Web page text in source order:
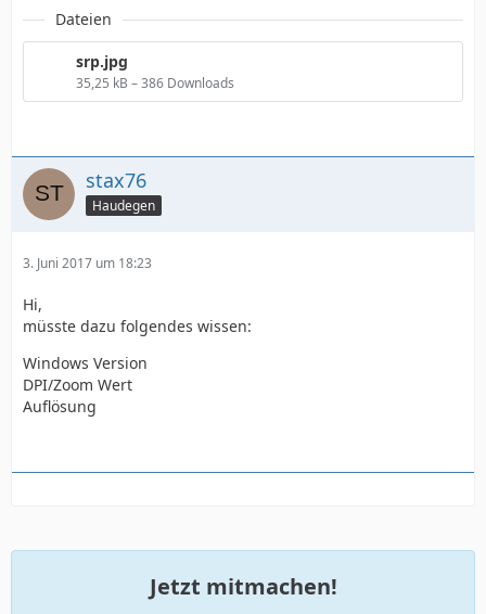
Dateien
srp.jpg
35,25 kB – 386 Downloads
stax76
Haudegen
3. Juni 2017 um 18:23
Hi,
müsste dazu folgendes wissen:
Windows Version
DPI/Zoom Wert
Auflösung
Jetzt mitmachen!